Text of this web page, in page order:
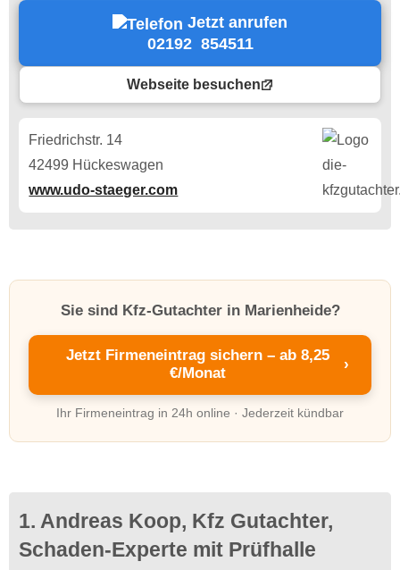
Jetzt anrufen
02192 854511
Webseite besuchen
Friedrichstr. 14
42499 Hückeswagen
www.udo-staeger.com
Sie sind Kfz-Gutachter in Marienheide?
Jetzt Firmeneintrag sichern – ab 8,25
€/Monat
›
Ihr Firmeneintrag in 24h online · Jederzeit kündbar
1. Andreas Koop, Kfz Gutachter,
Schaden-Experte mit Prüfhalle